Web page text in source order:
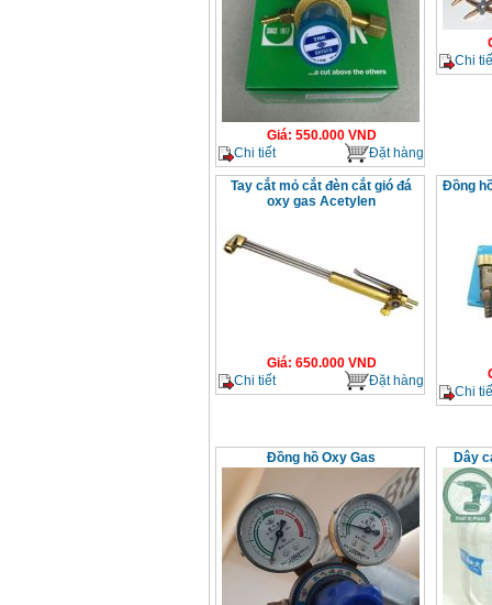
Giá: 550.000VND
Chi tiết
Đặt hàng
Chi
Tay cắt mỏ cắt đèn cắt gió đá
oxy gas Acetylen
Giá: 650.000VND
Chi tiết
Đặt hàng
Đồng
Chi
Đồng hồ Oxy Gas Dây